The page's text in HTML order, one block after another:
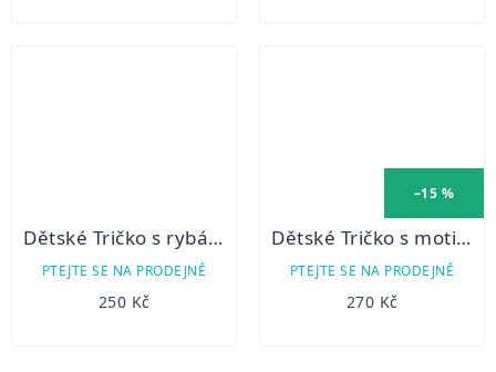
Dětské Tričko s rybářským motivem - Sumec velký
PTEJTE SE NA PRODEJNĚ
250 Kč
–15 %
Dětské Tričko s motivem zvířátka - žluté
PTEJTE SE NA PRODEJNĚ
270 Kč